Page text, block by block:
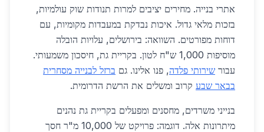
אתרי בנייה. מחירים יציבים למרות תנודות שוק עולמיות,
בזכות מלאי גדול. איכות נבדקת במעבדות מקומיות, עם
דוחות מפורטים. השוואה: בירושלים, עלויות הובלה
מוסיפות 1,000 ש"ח לטון. בקריית גת, חיסכון משמעותי.
עבור שירותי פלדה, פנו אלינו. גם ברזל לבנייה מסחרית
בבאר שבע קרוב ומשלים את הרשת הדרומית.
בנייני משרדים, מחסנים ומפעלים בקריית גת נהנים
מיתרונות אלה. דוגמה: פרויקט של 10,000 מ"ר חסך